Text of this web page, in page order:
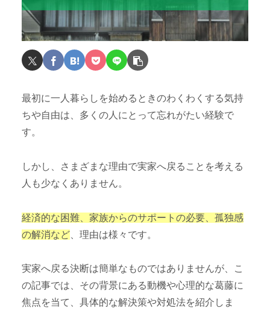
最初に一人暮らしを始めるときのわくわくする気持
ちや自由は、多くの人にとって忘れがたい経験で
す。
しかし、さまざまな理由で実家へ戻ることを考える
人も少なくありません。
経済的な困難、家族からのサポートの必要、孤独感
の解消など 、理由は様々です。
実家へ戻る決断は簡単なものではありませんが、こ
の記事では、その背景にある動機や心理的な葛藤に
焦点を当て、具体的な解決策や対処法を紹介しま